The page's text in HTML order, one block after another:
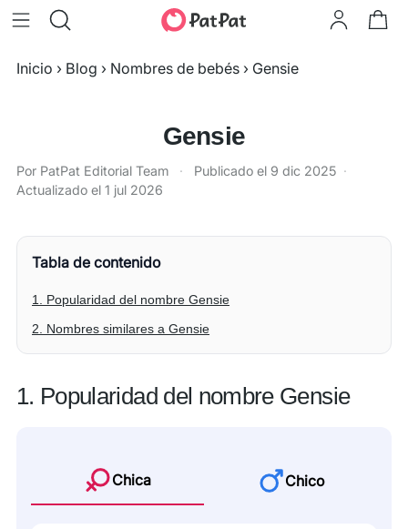
Inicio › Blog › Nombres de bebés › Gensie
Gensie
Por PatPat Editorial Team · Publicado el 9 dic 2025 ·
Actualizado el 1 jul 2026
Tabla de contenido
1. Popularidad del nombre Gensie
2. Nombres similares a Gensie
1. Popularidad del nombre Gensie
Chica Chico